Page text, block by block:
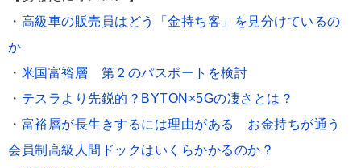
・ 高級車の販売員はどう「金持ち客」を見分けているの
か
・ 米国富裕層 第２のパスポートを検討
・ テスラより先鋭的？BYTON×5Gの凄さとは？
・ 富裕層が長生きするには理由がある お金持ちが通う
会員制高級人間ドックはいくらかかるのか？